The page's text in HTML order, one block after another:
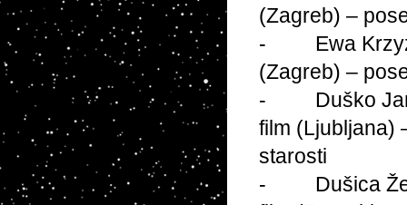
(Zagreb) –
- Ewa
(Zagreb) –
- Duško
film (Ljubljana)
starosti
- Dušica